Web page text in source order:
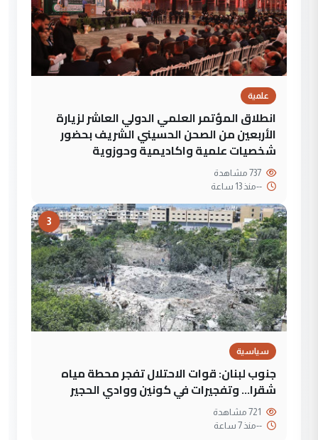
علمية
انطلاق المؤتمر العلمي الدولي العاشر لزيارة
الأربعين من الصحن الحسيني الشريف بحضور
شخصيات علمية واكاديمية وحوزوية
--منذ 13 ساعة
3
سياسية
جنوب لبنان: قوات الاحتلال تفجر محطة مياه
شقرا… وتفجيرات في كونين ووادي الحجير
--منذ 7 ساعة